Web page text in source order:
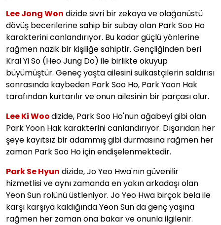
Lee Jong Won dizide sivri bir zekaya ve olağanüstü
dövüş becerilerine sahip bir subay olan Park Soo Ho
karakterini canlandırıyor. Bu kadar güçlü yönlerine
rağmen nazik bir kişiliğe sahiptir. Gençliğinden beri
Kral Yi So (Heo Jung Do) ile birlikte okuyup
büyümüştür. Geneç yaşta ailesini suikastçilerin saldırısı
sonrasında kaybeden Park Soo Ho, Park Yoon Hak
tarafından kurtarılır ve onun ailesinin bir parçası olur.
Lee Ki Woodizide, Park Soo Ho'nun ağabeyi gibi olan
Park Yoon Hak karakterini canlandırıyor. Dışarıdan her
şeye kayıtsız bir adammış gibi durmasına rağmen her
zaman Park Soo Ho için endişelenmektedir.
Park Se Hyun dizide, Jo Yeo Hwa'nın güvenilir
hizmetlisi ve aynı zamanda en yakın arkadaşı olan
Yeon Sun rolünü üstleniyor. Jo Yeo Hwa birçok bela ile
karşı karşıya kaldığında Yeon Sun da genç yaşına
rağmen her zaman ona bakar ve onunla ilgilenir.